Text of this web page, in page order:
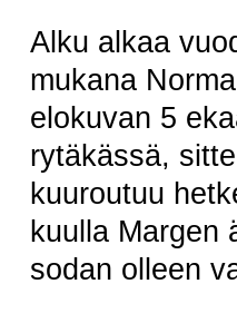
Alku alkaa
mukana
elokuvan 5
rytäkässä,
kuuroutuu
kuulla Margen
sodan olleen